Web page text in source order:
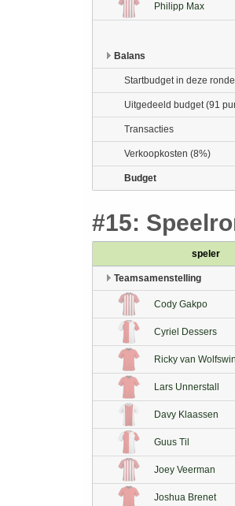
Philipp Max
Balans
Startbudget in deze ronde
Uitgedeeld budget (91
Transacties
Verkoopkosten (8%)
Budget
#15:
speler
Teamsamenstelling
Cody Gakpo
Cyriel Dessers
Ricky van
Lars Unnerstall
Davy Klaassen
Guus Til
Joey Veerman
Joshua Brenet